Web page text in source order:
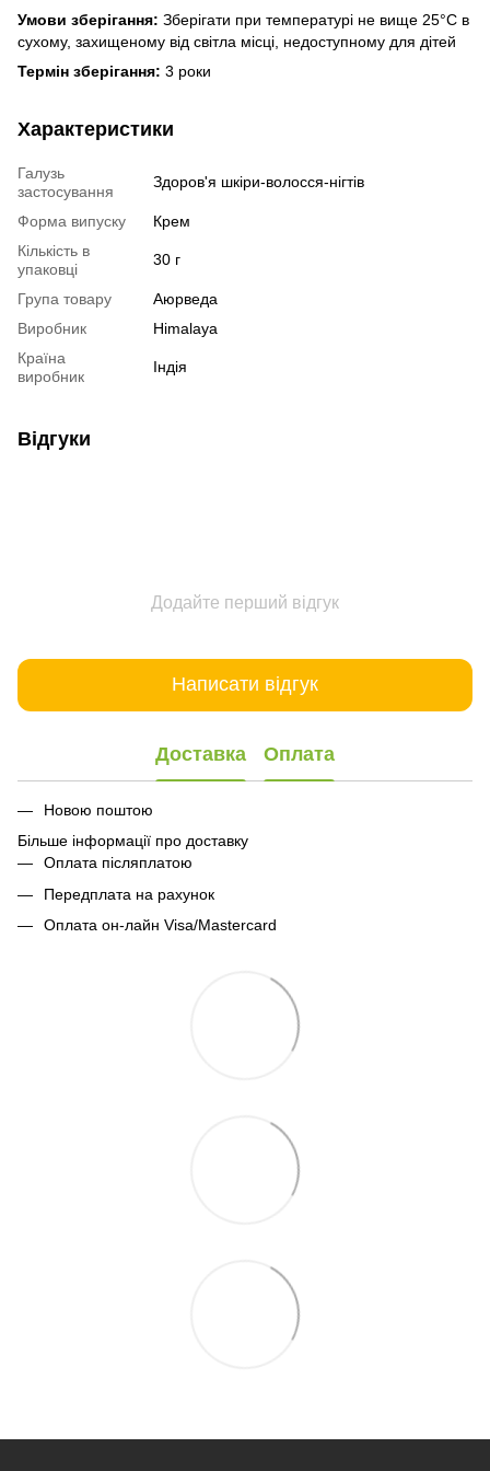
Умови зберігання: Зберігати при температурі не вище 25°C в
сухому, захищеному від світла місці, недоступному для дітей
Термін зберігання: 3 роки
Характеристики
Галузь
застосування
Здоров'я шкіри-волосся-нігтів
Форма випуску
Крем
Кількість в
упаковці
30 г
Група товару
Аюрведа
Виробник
Himalaya
Країна
виробник
Індія
Відгуки
Додайте перший відгук
Написати відгук
Доставка Оплата
Новою поштою
Більше інформації про доставку
Оплата післяплатою
Передплата на рахунок
Оплата он-лайн Visa/Mastercard